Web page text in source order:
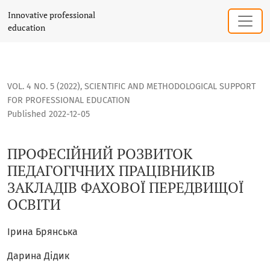
ПРОФЕСІЙНИЙ РОЗВИТОК ПЕДАГОГІЧНИХ ПРАЦІВНИКІВ
Innovative professional
education
VOL. 4 NO. 5 (2022), SCIENTIFIC AND METHODOLOGICAL SUPPORT
FOR PROFESSIONAL EDUCATION
ПРОФЕСІЙНИЙ РОЗВИТОК
ПЕДАГОГІЧНИХ ПРАЦІВНИКІВ
ЗАКЛАДІВ ФАХОВОЇ ПЕРЕДВИЩОЇ
ОСВІТИ
Published 2022-12-05
Ірина Брянська
Дарина Дідик